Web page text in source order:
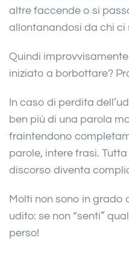
altre faccende o si
allontanandosi da chi ci
Quindi
iniziato a borbottare?
In caso di perdita
ben più di una parola
fraintendono
parole, intere frasi.
discorso diventa
Molti non sono in grado
udito: se non “senti”
perso!